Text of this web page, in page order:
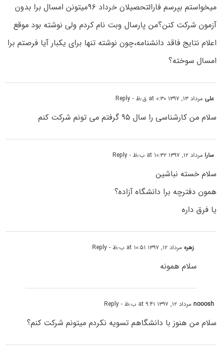
میخواستم بپرسم فارالتحصیلان خرداد ۹۶میتونن امسال برا بدون
آزمون شرکت کنن؟من پارسال وبت نام کردم ولی نوشته بود موقع
اعلام نتایج فاقد دانشنامه،چون نوشته تنها برای یکبار آیا فرصتم برا
امسال سوخته؟
علی مرداد ۱۳, ۱۳۹۷ at ۰:۳۰ ق٫ظ - Reply
سلام من کارشناسی را سال ۹۵ گرفتم می تونم شرکت کنم
سارامرداد ۱۲, ۱۳۹۷ at ۱۰:۳۲ ب٫ظ - Reply
سلام خسته نباشین
همون دفترچه برا دانشگاه آزاده؟
یا فرق داره
زهره مرداد ۱۲, ۱۳۹۷ at ۱۰:۵۱ ب٫ظ - Reply
سلام همونه
noooshمرداد ۱۲, ۱۳۹۷ at ۹:۴۱ ب٫ظ - Reply
سلام من هنوز با دانشگاهم تسویه نکردم میتونم شرکت کنم؟